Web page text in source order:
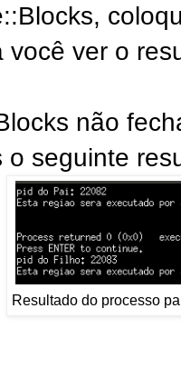
você ver o
não
o seguinte
Resultado do processo